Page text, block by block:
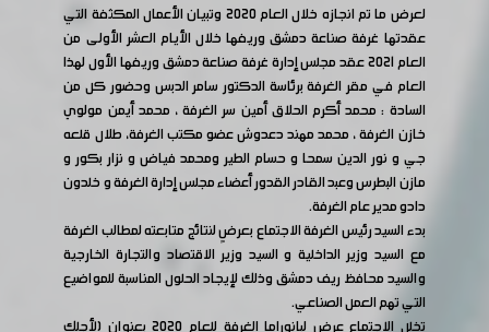
لعرض ما تم انجازه خلال العام 2020 وتبيان الأعمال المكثفة التي
عقدتها غرفة صناعة دمشق وريفها خلال الأيام العشر الأولى من
العام 2021 عقد مجلس إدارة غرفة صناعة دمشق وريفها الأول لهذا
العام في مقر الغرفة برئاسة الدكتور سامر الدبس وحضور كل من
السادة : محمد أكرم الحلاق أمين سر الغرفة ، محمد أيمن مولوي
خازن الغرفة ، محمد مهند دعدوش عضو مكتب الغرفة، طلال قلعه
جي و نور الدين سمحا و حسام الطير ومحمد فياض و نزار بكور و
مازن البطرس وعبد القادر القدور أعضاء مجلس إدارة الغرفة و خلدون
دادو مدير عام الغرفة.
بدء السيد رئيس الغرفة الاجتماع بعرضٍ لنتائج متابعته لمطالب الغرفة
مع السيد وزير الداخلية و السيد وزير الاقتصاد والتجارة الخارجية
والسيد محافظ ريف دمشق وذلك لإيجاد الحلول المناسبة للمواضيع
التي تهم العمل الصناعي.